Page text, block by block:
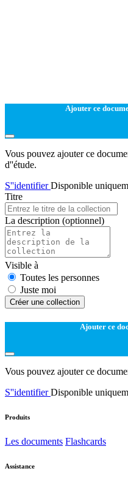
Ajouter ce
Vous pouvez ajouter ce
d''étude.
S''identifierDisponible
Titre
La description (optionnel)
Visible à
Toutes les personnes
Juste moi
Créer une collection
Ajouter ce
Vous pouvez ajouter ce
S''identifierDisponible
Produits
Les documents Flashcards
Assistance